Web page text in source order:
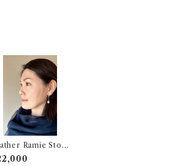
Ramie Stole
Blue〉